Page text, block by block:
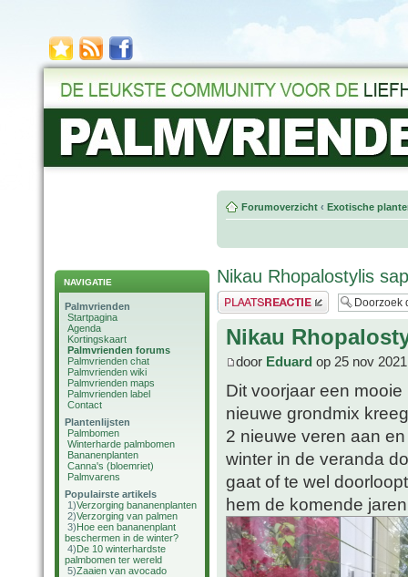
NAVIGATIE
Palmvrienden
Startpagina
Agenda
Kortingskaart
Palmvrienden forums
Palmvrienden chat
Palmvrienden wiki
Palmvrienden maps
Palmvrienden label
Contact
Plantenlijsten
Palmbomen
Winterharde palmbomen
Bananenplanten
Canna's (bloemriet)
Palmvarens
Populairste artikels
1)Verzorging bananenplanten
2)Verzorging van palmen
3)Hoe een bananenplant
beschermen in de winter?
4)De 10 winterhardste
palmbomen ter wereld
5)Zaaien van avocado
Forumoverzicht ‹ Exotische
Nikau Rhopalostylis
Plaats een reactie
Nikau
door Eduard op 25 nov
Dit voorjaar een
nieuwe grondmix
2 nieuwe veren aan
winter in de veranda
gaat of te wel
hem de komende